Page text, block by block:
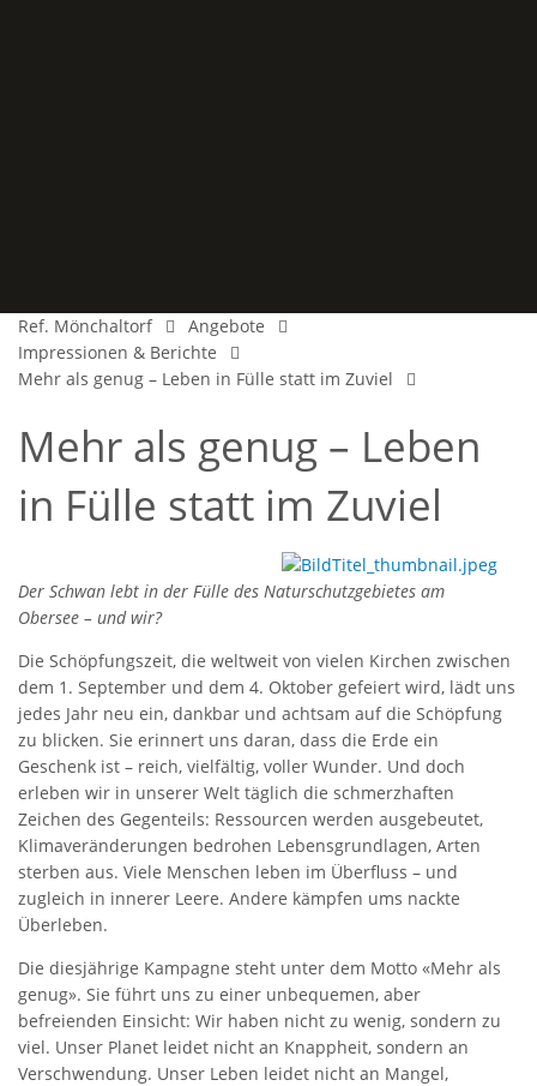
Ref. Mönchaltorf
Angebote
Impressionen & Berichte
Mehr als genug – Leben in Fülle statt im Zuviel
Mehr als genug – Leben
in Fülle statt im Zuviel
Der Schwan lebt in der Fülle des Naturschutzgebietes am
Obersee – und wir?
Die Schöpfungszeit, die weltweit von vielen Kirchen zwischen
dem 1. September und dem 4. Oktober gefeiert wird, lädt uns
jedes Jahr neu ein, dankbar und achtsam auf die Schöpfung
zu blicken. Sie erinnert uns daran, dass die Erde ein
Geschenk ist – reich, vielfältig, voller Wunder. Und doch
erleben wir in unserer Welt täglich die schmerzhaften
Zeichen des Gegenteils: Ressourcen werden ausgebeutet,
Klimaveränderungen bedrohen Lebensgrundlagen, Arten
sterben aus. Viele Menschen leben im Überfluss – und
zugleich in innerer Leere. Andere kämpfen ums nackte
Überleben.
Die diesjährige Kampagne steht unter dem Motto «Mehr als
genug». Sie führt uns zu einer unbequemen, aber
befreienden Einsicht: Wir haben nicht zu wenig, sondern zu
viel. Unser Planet leidet nicht an Knappheit, sondern an
Verschwendung. Unser Leben leidet nicht an Mangel,